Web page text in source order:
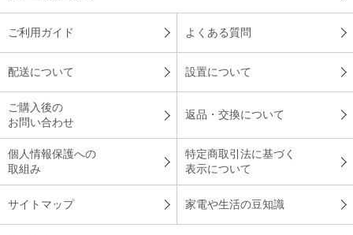
ご利用ガイド よくある質問
配送について 設置について
ご購入後の
お問い合わせ
返品・交換について
個人情報保護への
取組み
特定商取引法に基づく
表示について
サイトマップ 家電や生活の豆知識